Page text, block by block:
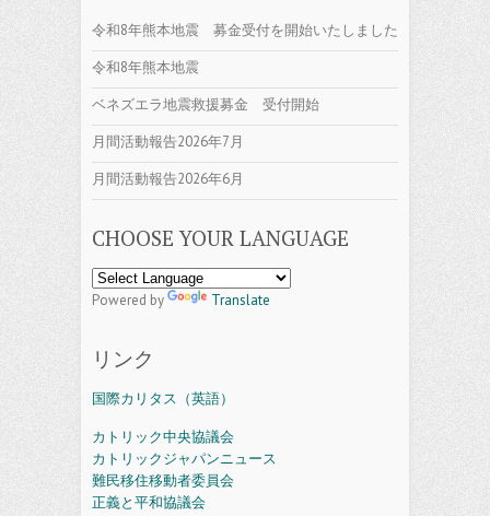
令和8年熊本地震 募金受付を開始いたしました
令和8年熊本地震
ベネズエラ地震救援募金 受付開始
月間活動報告2026年7月
月間活動報告2026年6月
CHOOSE YOUR LANGUAGE
Powered by Translate
リンク
国際カリタス（英語）
カトリック中央協議会
カトリックジャパンニュース
難民移住移動者委員会
正義と平和協議会